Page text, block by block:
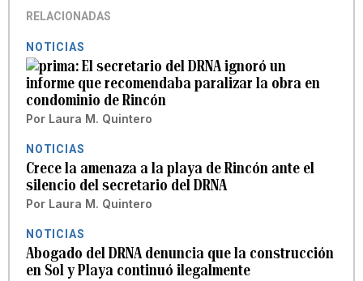
RELACIONADAS
NOTICIAS
El secretario del DRNA ignoró un
informe que recomendaba paralizar la obra en
condominio de Rincón
Por Laura M. Quintero
NOTICIAS
Crece la amenaza a la playa de Rincón ante el
silencio del secretario del DRNA
Por Laura M. Quintero
NOTICIAS
Abogado del DRNA denuncia que la construcción
en Sol y Playa continuó ilegalmente